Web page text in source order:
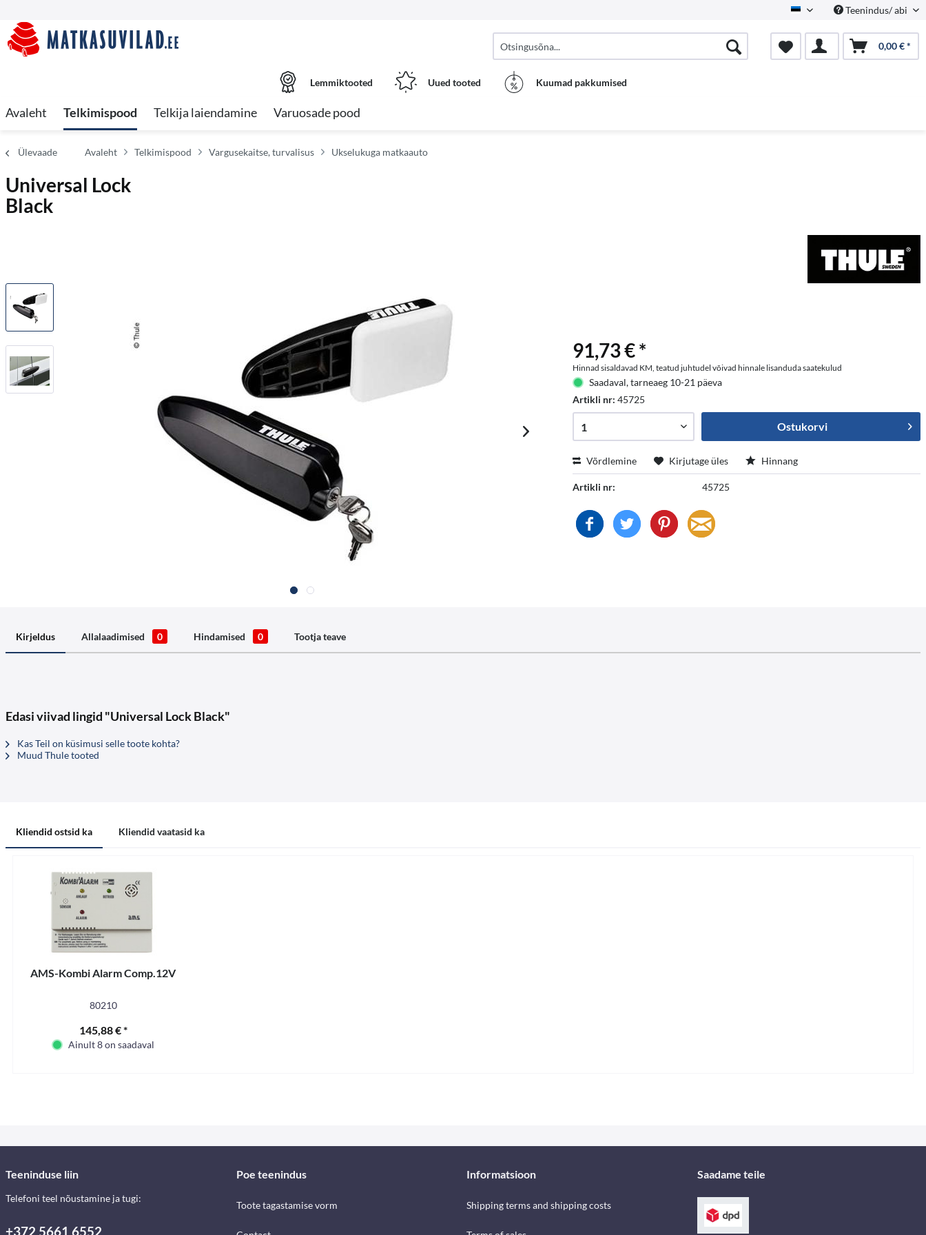
Estnisch Teenindus/ abi
0,00 € *
Lemmiktooted Uued tooted Kuumad pakkumised
Avaleht Telkimispood Telkija laiendamine Varuosade pood
Ülevaade Avaleht Telkimispood Vargusekaitse, turvalisus Ukselukuga matkaauto
Universal Lock
Black
91,73 € *
Hinnad sisaldavad KM, teatud juhtudel võivad hinnale lisanduda saatekulud
Saadaval, tarneaeg 10-21 päeva
Artikli nr:45725
Ostukorvi
Võrdlemine Kirjutage üles Hinnang
Artikli nr: 45725
Kirjeldus Allalaadimised 0 Hindamised 0 Tootja teave
Edasi viivad lingid "Universal Lock Black"
Kas Teil on küsimusi selle toote kohta?
Muud Thule tooted
Kliendid ostsid ka Kliendid vaatasid ka
AMS-Kombi Alarm Comp.12V
80210
145,88 € *
Ainult 8 on saadaval
Teeninduse liin
Telefoni teel nõustamine ja tugi:
+372 5661 6552
Poe teenindus
Toote tagastamise vorm
Informatsioon
Shipping terms and shipping costs
Saadame teile